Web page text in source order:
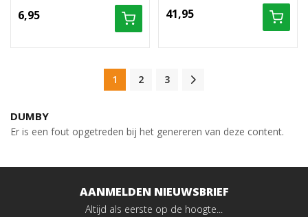
6,95 41,95
1 2 3
DUMBY
Er is een fout opgetreden bij het genereren van deze content.
AANMELDEN NIEUWSBRIEF
Altijd als eerste op de hoogte...